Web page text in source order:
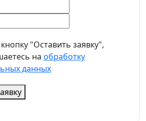
"Оставить заявку",
на обработку
данных